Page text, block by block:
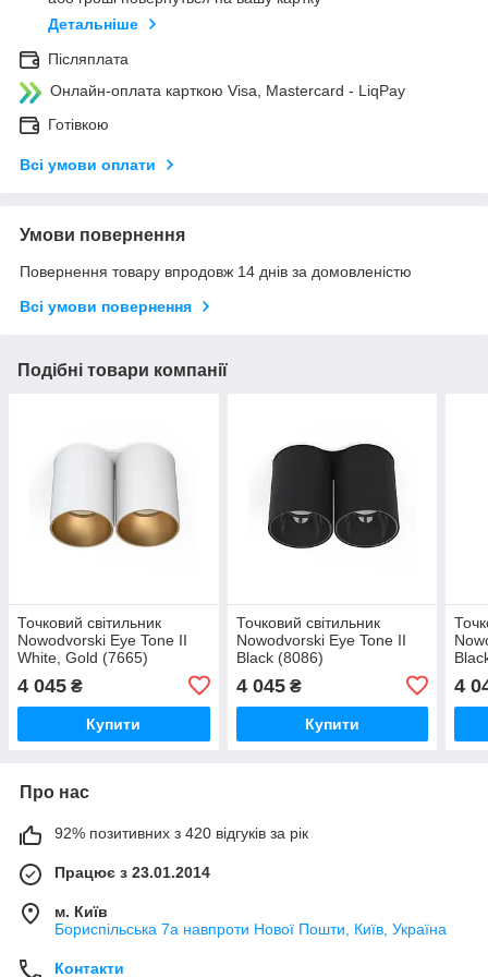
Детальніше
Післяплата
Онлайн-оплата карткою Visa, Mastercard - LiqPay
Готівкою
Всі умови оплати
Умови повернення
Повернення товару впродовж 14 днів за домовленістю
Всі умови повернення
Подібні товари компанії
Точковий світильник
Nowodvorski Eye Tone II
White, Gold (7665)
4 045 ₴
Купити
Точковий світильник
Nowodvorski Eye Tone II
Black (8086)
4 045₴
Купити
4
Про нас
92% позитивних з 420 відгуків за рік
Працює з 23.01.2014
м. Київ
Бориспільська 7а навпроти Нової Пошти, Київ, Україна
Контакти